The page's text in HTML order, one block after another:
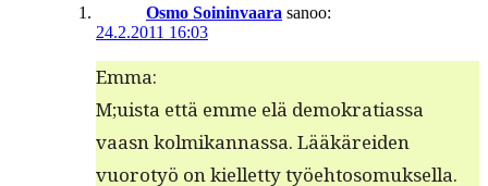
Osmo Soininvaara sanoo:
24.2.2011 16:03
Emma:
M;uista että emme elä demokra­ti­as­sa
vaasn kolmikan­nas­sa. Lääkärei­den
vuorotyö on kiel­let­ty työehtosomuksella.